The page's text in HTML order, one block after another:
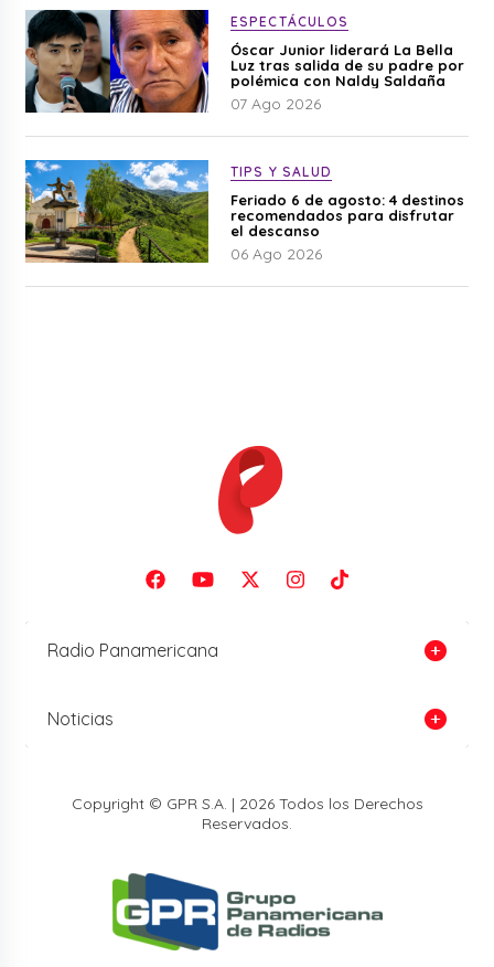
ESPECTÁCULOS
Óscar Junior liderará La Bella
Luz tras salida de su padre por
polémica con Naldy Saldaña
07 Ago 2026
TIPS Y SALUD
Feriado 6 de agosto: 4 destinos
recomendados para disfrutar
el descanso
06 Ago 2026
Radio Panamericana
Noticias
Copyright © GPR S.A. | 2026 Todos los Derechos
Reservados.